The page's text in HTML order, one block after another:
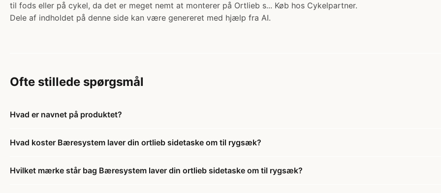
til fods eller på cykel, da det er meget nemt at monterer på Ortlieb s... Køb hos Cykelpartner.
Dele af indholdet på denne side kan være genereret med hjælp fra AI.
Ofte stillede spørgsmål
Hvad er navnet på produktet?
Hvad koster Bæresystem laver din ortlieb sidetaske om til rygsæk?
Hvilket mærke står bag Bæresystem laver din ortlieb sidetaske om til rygsæk?